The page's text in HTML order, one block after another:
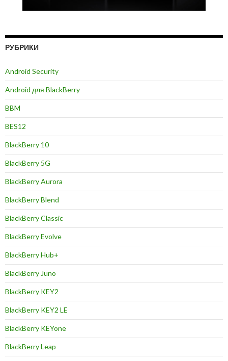
РУБРИКИ
Android Security
Android для BlackBerry
BBM
BES12
BlackBerry 10
BlackBerry 5G
BlackBerry Aurora
BlackBerry Blend
BlackBerry Classic
BlackBerry Evolve
BlackBerry Hub+
BlackBerry Juno
BlackBerry KEY2
BlackBerry KEY2 LE
BlackBerry KEYone
BlackBerry Leap